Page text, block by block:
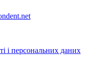
і персональних даних